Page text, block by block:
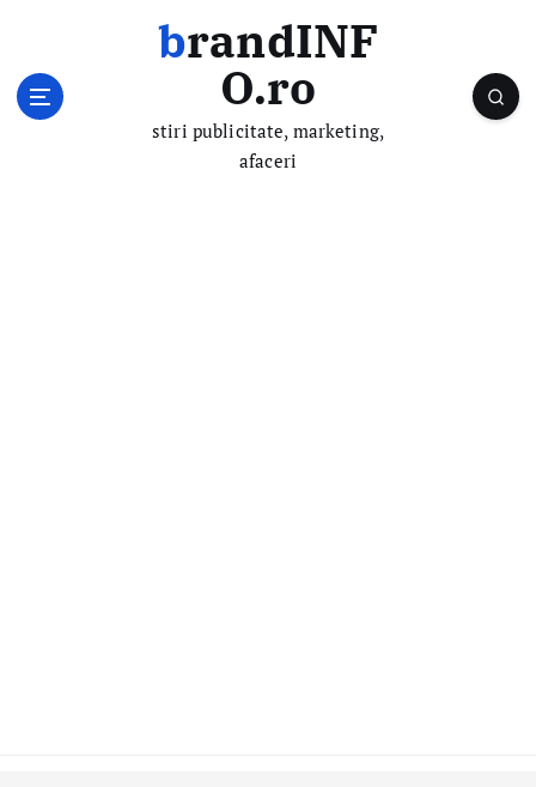
brandINF
O.ro
stiri publicitate, marketing,
afaceri